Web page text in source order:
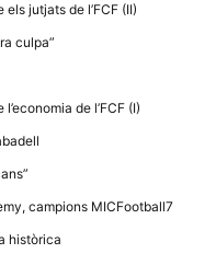
els jutjats de l’FCF (II)
culpa”
de l’FCF (I)
campions MICFootball7
històrica
opcionals,
necessàries
web.
Recopilem
dades
estadístiques